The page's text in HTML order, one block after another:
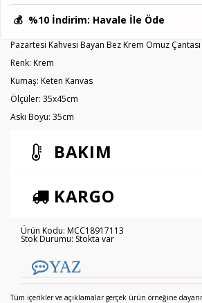
💰 %10 İndirim: Havale İle Öde
Pazartesi Kahvesi Bayan Bez Krem Omuz Çantası
Renk: Krem
Kumaş: Keten Kanvas
Ölçüler: 35x45cm
Askı Boyu: 35cm
BAKIM
KARGO
Ürün Kodu: MCC18917113
Stok Durumu: Stokta var
YAZ
Tüm içerikler ve açıklamalar gerçek ürün örneğine